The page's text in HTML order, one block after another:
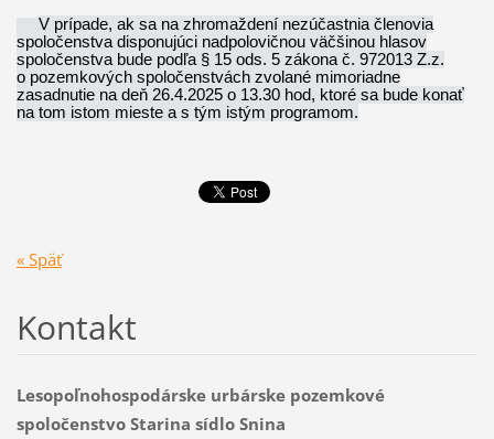
V prípade, ak sa na zhromaždení nezúčastnia členovia
spoločenstva disponujúci nadpolovičnou väčšinou hlasov
spoločenstva bude podľa § 15 ods. 5 zákona č. 972013 Z.z.
o pozemkových spoločenstvách zvolané mimoriadne
zasadnutie na deň 26.4.2025 o 13.30 hod, ktoré sa bude konať
na tom istom mieste a s tým istým programom.
« Späť
Kontakt
Lesopoľnohospodárske urbárske pozemkové
spoločenstvo Starina sídlo Snina